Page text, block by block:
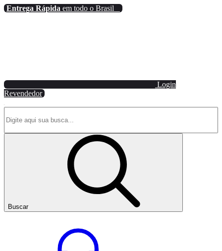
Entrega Rápida em todo o Brasil
Login
Revendedor
Buscar